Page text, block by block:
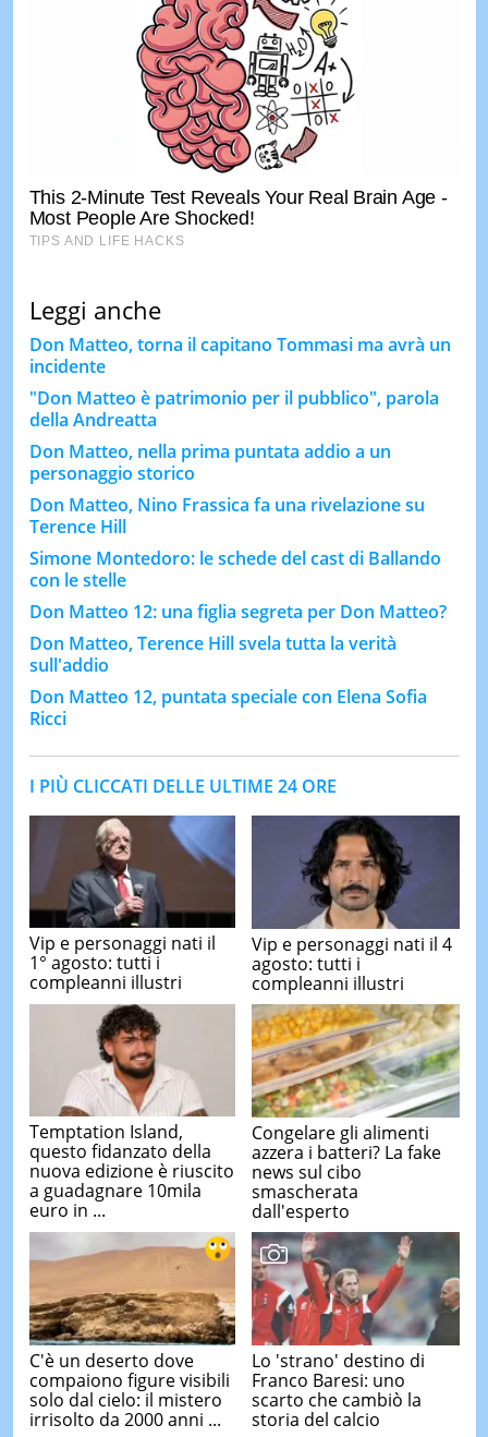
Leggi anche
Don Matteo, torna il capitano Tommasi ma avrà un
incidente
"Don Matteo è patrimonio per il pubblico", parola
della Andreatta
Don Matteo, nella prima puntata addio a un
personaggio storico
Don Matteo, Nino Frassica fa una rivelazione su
Terence Hill
Simone Montedoro: le schede del cast di Ballando
con le stelle
Don Matteo 12: una figlia segreta per Don Matteo?
Don Matteo, Terence Hill svela tutta la verità
sull'addio
Don Matteo 12, puntata speciale con Elena Sofia
Ricci
I PIÙ CLICCATI DELLE ULTIME 24 ORE
Vip e personaggi nati il
1° agosto: tutti i
compleanni illustri
Vip e personaggi nati il 4
agosto: tutti i
compleanni illustri
Temptation Island,
questo fidanzato della
nuova edizione è riuscito
a guadagnare 10mila
euro in ...
Congelare gli alimenti
azzera i batteri? La fake
news sul cibo
smascherata
dall'esperto
C'è un deserto dove
compaiono figure visibili
solo dal cielo: il mistero
irrisolto da 2000 anni ...
Lo 'strano' destino di
Franco Baresi: uno
scarto che cambiò la
storia del calcio